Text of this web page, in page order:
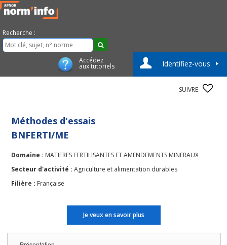
Recherche :
Accédez
aux tutoriels Identifiez-vous
SUIVRE
Méthodes d'essais
BNFERTI/ME
Domaine : MATIERES FERTILISANTES ET AMENDEMENTS MINERAUX
Secteur d'activité : Agriculture et alimentation durables
Filière : Française
Je veux en savoir plus